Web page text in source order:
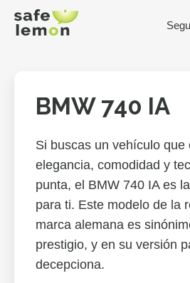
BMW 740 IA
Si buscas un vehículo que
elegancia, comodidad y
punta, el BMW 740 IA es
para ti. Este modelo de la
marca alemana es
prestigio, y en su versión
decepciona.